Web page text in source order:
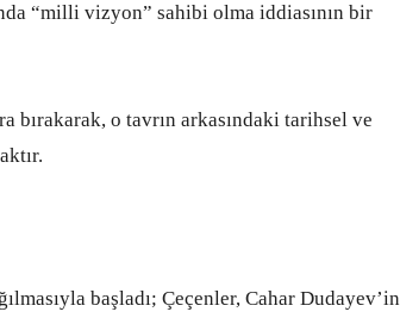
“milli vizyon” sahibi olma iddiasının bir
bırakarak, o tavrın arkasındaki tarihsel ve
başladı; Çeçenler, Cahar Dudayev’in